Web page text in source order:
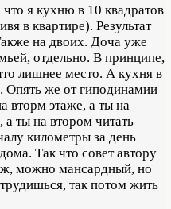
я кухню в 10 квадратов
в квартире). Результат
на двоих. Доча уже
отдельно. В принципе,
лишнее место. А кухня в
Опять же от гиподинамии
вторм этаже, а ты на
ты на втором читать
километры за день
Так что совет автору
можно мансардный, но
так потом жить